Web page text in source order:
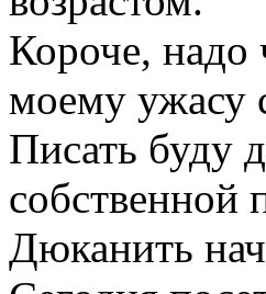
Короче, надо
моему ужасу
Писать буду
собственной
Дюканить